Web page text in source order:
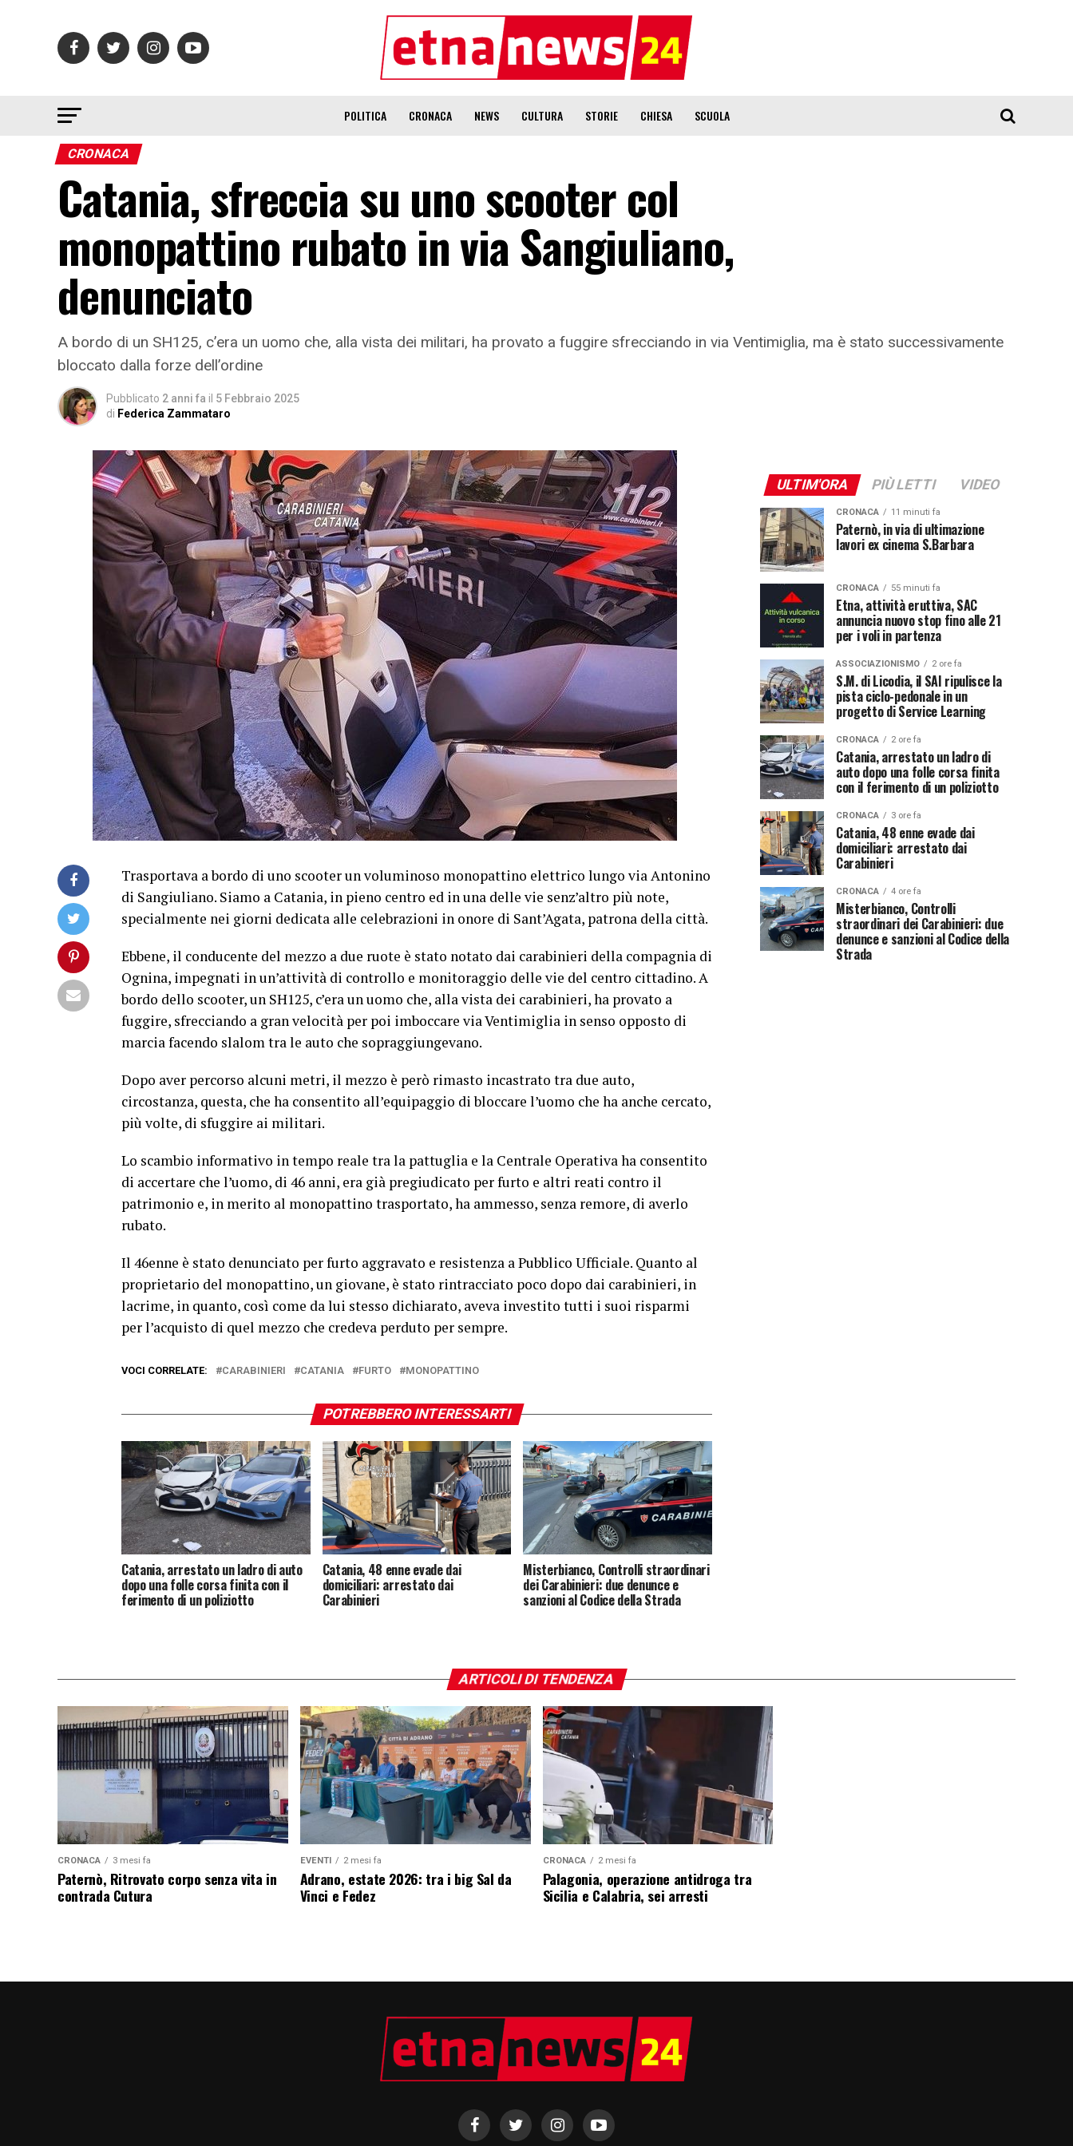
POLITICA CRONACA NEWS CULTURA STORIE CHIESA SCUOLA
CRONACA
Catania, sfreccia su uno scooter col
monopattino rubato in via Sangiuliano,
denunciato
A bordo di un SH125, c’era un uomo che, alla vista dei militari, ha provato a fuggire sfrecciando in via Ventimiglia, ma è stato successivamente
bloccato dalla forze dell’ordine
Pubblicato 2 anni fa il 5 Febbraio 2025
di Federica Zammataro
Trasportava a bordo di uno scooter un voluminoso monopattino elettrico lungo via Antonino
di Sangiuliano. Siamo a Catania, in pieno centro ed in una delle vie senz’altro più note,
specialmente nei giorni dedicata alle celebrazioni in onore di Sant’Agata, patrona della città.
Ebbene, il conducente del mezzo a due ruote è stato notato dai carabinieri della compagnia di
Ognina, impegnati in un’attività di controllo e monitoraggio delle vie del centro cittadino. A
bordo dello scooter, un SH125, c’era un uomo che, alla vista dei carabinieri, ha provato a
fuggire, sfrecciando a gran velocità per poi imboccare via Ventimiglia in senso opposto di
marcia facendo slalom tra le auto che sopraggiungevano.
Dopo aver percorso alcuni metri, il mezzo è però rimasto incastrato tra due auto,
circostanza, questa, che ha consentito all’equipaggio di bloccare l’uomo che ha anche cercato,
più volte, di sfuggire ai militari.
Lo scambio informativo in tempo reale tra la pattuglia e la Centrale Operativa ha consentito
di accertare che l’uomo, di 46 anni, era già pregiudicato per furto e altri reati contro il
patrimonio e, in merito al monopattino trasportato, ha ammesso, senza remore, di averlo
rubato.
Il 46enne è stato denunciato per furto aggravato e resistenza a Pubblico Ufficiale. Quanto al
proprietario del monopattino, un giovane, è stato rintracciato poco dopo dai carabinieri, in
lacrime, in quanto, così come da lui stesso dichiarato, aveva investito tutti i suoi risparmi
per l’acquisto di quel mezzo che credeva perduto per sempre.
VOCI CORRELATE: CARABINIERI CATANIA FURTO MONOPATTINO
POTREBBERO INTERESSARTI
Catania, arrestato un ladro di auto
dopo una folle corsa finita con il
ferimento di un poliziotto
Catania, 48 enne evade dai
domiciliari: arrestato dai
Carabinieri
Misterbianco, Controlli straordinari
dei Carabinieri: due denunce e
sanzioni al Codice della Strada
ULTIM'ORA PIÙ LETTI VIDEO
CRONACA 11 minuti fa
Paternò, in via di ultimazione
lavori ex cinema S.Barbara
CRONACA 55 minuti fa
Etna, attività eruttiva, SAC
annuncia nuovo stop fino alle 21
per i voli in partenza
ASSOCIAZIONISMO 2 ore fa
S.M. di Licodia, il SAI ripulisce la
pista ciclo-pedonale in un
progetto di Service Learning
CRONACA 2 ore fa
Catania, arrestato un ladro di
auto dopo una folle corsa finita
con il ferimento di un poliziotto
CRONACA 3 ore fa
Catania, 48 enne evade dai
domiciliari: arrestato dai
Carabinieri
CRONACA 4 ore fa
Misterbianco, Controlli
straordinari dei Carabinieri: due
denunce e sanzioni al Codice della
Strada
ARTICOLI DI TENDENZA
CRONACA 3 mesi fa
Paternò, Ritrovato corpo senza vita in
contrada Cutura
EVENTI 2 mesi fa
Adrano, estate 2026: tra i big Sal da
Vinci e Fedez
CRONACA 2 mesi fa
Palagonia, operazione antidroga tra
Sicilia e Calabria, sei arresti